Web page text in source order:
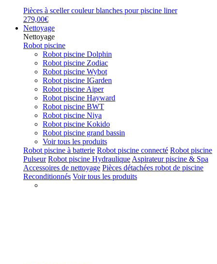
Pièces à sceller couleur blanches pour piscine liner
279,00€
Nettoyage
Nettoyage
Robot piscine
Robot piscine Dolphin
Robot piscine Zodiac
Robot piscine Wybot
Robot piscine IGarden
Robot piscine Aiper
Robot piscine Hayward
Robot piscine BWT
Robot piscine Niya
Robot piscine Kokido
Robot piscine grand bassin
Voir tous les produits
Robot piscine à batterie Robot piscine connecté Robot piscine
Pulseur Robot piscine Hydraulique Aspirateur piscine & Spa
Accessoires de nettoyage Pièces détachées robot de piscine
Reconditionnés Voir tous les produits